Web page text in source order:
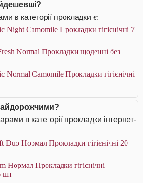
в категорії прокладки є:
Night Camomile Прокладки гігієнічні 7
Normal Прокладки щоденні без
Normal Camomile Прокладки гігієнічні
в категорії прокладки інтернет-
Duo Нормал Прокладки гігієнічні 20
Нормал Прокладки гігієнічні
шт